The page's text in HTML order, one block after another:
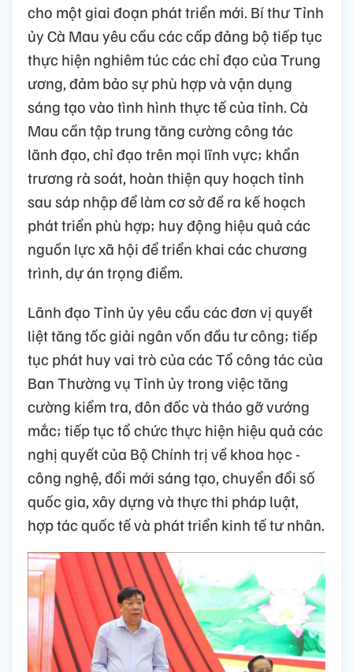
cho một giai đoạn phát triển mới. Bí thư Tỉnh
ủy Cà Mau yêu cầu các cấp đảng bộ tiếp tục
thực hiện nghiêm túc các chỉ đạo của Trung
ương, đảm bảo sự phù hợp và vận dụng
sáng tạo vào tình hình thực tế của tỉnh. Cà
Mau cần tập trung tăng cường công tác
lãnh đạo, chỉ đạo trên mọi lĩnh vực; khẩn
trương rà soát, hoàn thiện quy hoạch tỉnh
sau sáp nhập để làm cơ sở đề ra kế hoạch
phát triển phù hợp; huy động hiệu quả các
nguồn lực xã hội để triển khai các chương
trình, dự án trọng điểm.
Lãnh đạo Tỉnh ủy yêu cầu các đơn vị quyết
liệt tăng tốc giải ngân vốn đầu tư công; tiếp
tục phát huy vai trò của các Tổ công tác của
Ban Thường vụ Tỉnh ủy trong việc tăng
cường kiểm tra, đôn đốc và tháo gỡ vướng
mắc; tiếp tục tổ chức thực hiện hiệu quả các
nghị quyết của Bộ Chính trị về khoa học -
công nghệ, đổi mới sáng tạo, chuyển đổi số
quốc gia, xây dựng và thực thi pháp luật,
hợp tác quốc tế và phát triển kinh tế tư nhân.